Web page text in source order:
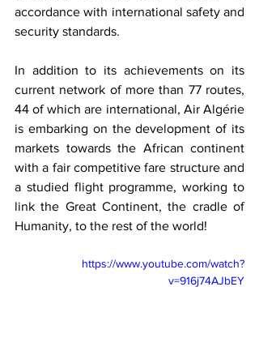
accordance with international safety and
security standards.
In addition to its achievements on its
current network of more than 77 routes,
44 of which are international, Air Algérie
is embarking on the development of its
markets towards the African continent
with a fair competitive fare structure and
a studied flight programme, working to
link the Great Continent, the cradle of
Humanity, to the rest of the world!
https://www.youtube.com/watch?
v=916j74AJbEY